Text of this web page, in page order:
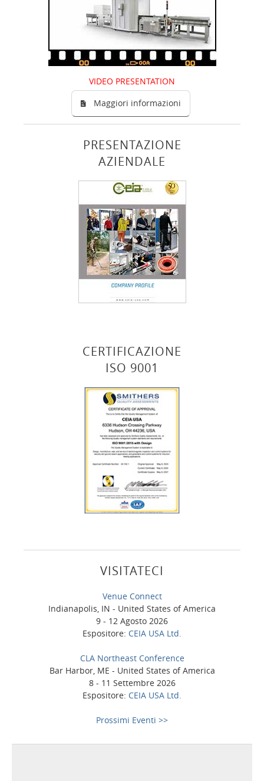
VIDEO PRESENTATION
Maggiori informazioni
PRESENTAZIONE
AZIENDALE
CERTIFICAZIONE
ISO 9001
VISITATECI
Venue Connect
Indianapolis, IN - United States of America
9 - 12 Agosto 2026
Espositore: CEIA USA Ltd.
CLA Northeast Conference
Bar Harbor, ME - United States of America
8 - 11 Settembre 2026
Espositore: CEIA USA Ltd.
Prossimi Eventi >>